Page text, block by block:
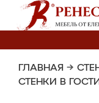
ГЛАВНАЯ →
СТЕНКИ В